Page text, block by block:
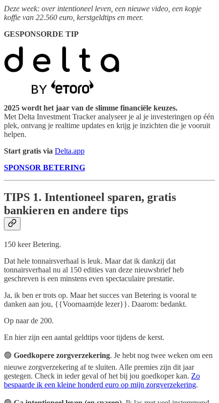
Deze week: over intentioneel leven, een nieuwe video, een kopje
koffie van 22.560 euro, kerstgeldtips en meer.
GESPONSORDE TIP
2025 wordt het jaar van de slimme financiële keuzes.
Met Delta Investment Tracker analyseer je al je investeringen op één
plek, ontvang je realtime updates en krijg je inzichten die je vooruit
helpen.
Start gratis via Delta.app
SPONSOR BETERING
TIPS 1. Intentioneel sparen, gratis
bankieren en andere tips
150 keer Betering.
Dat hele tonnairsverhaal is leuk. Maar dat ik dankzij dat
tonnairsverhaal nu al 150 edities van deze nieuwsbrief heb
geschreven is een minstens even spectaculaire prestatie.
Ja, ik ben er trots op. Maar het succes van Betering is vooral te
danken aan jou, {{Voornaam|de lezer}}. Daarom: bedankt.
Op naar de 200.
En hier zijn een aantal geldtips voor tijdens de kerst.
🟢 Goedkopere zorgverzekering. Je hebt nog twee weken om een
nieuwe zorgverzekering af te sluiten. Alle premies zijn dit jaar
gestegen. Check in ieder geval of het bij jou goedkoper kan. Zo
bespaarde ik een kleine honderd euro op mijn zorgverzekering.